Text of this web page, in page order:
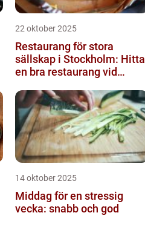
22 oktober 2025
Restaurang för stora
sällskap i Stockholm: Hitta
en bra restaurang vid
14 oktober 2025
Middag för en stressig
vecka: snabb och god